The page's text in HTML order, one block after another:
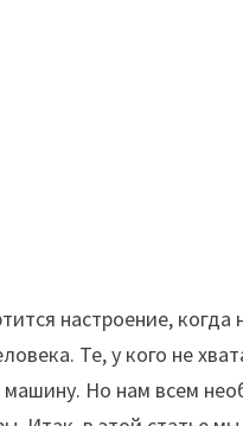
настроение, когда
Те, у кого не
Но нам всем